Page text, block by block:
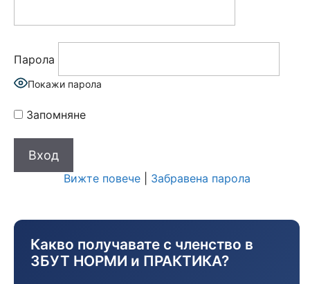
Парола
Покажи парола
Запомняне
Вижте повече| Забравена парола
Какво получавате с членство в
ЗБУТ НОРМИ и ПРАКТИКА?